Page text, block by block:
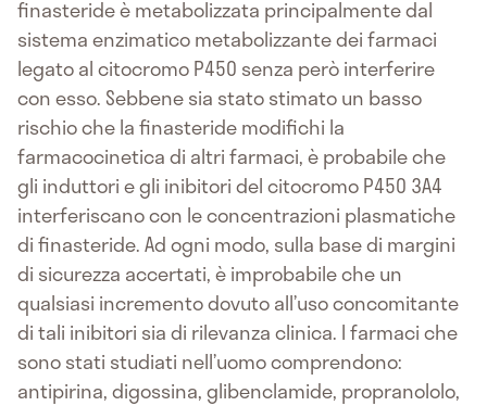
finasteride è metabolizzata principalmente dal
sistema enzimatico metabolizzante dei farmaci
legato al citocromo P450 senza però interferire
con esso. Sebbene sia stato stimato un basso
rischio che la finasteride modifichi la
farmacocinetica di altri farmaci, è probabile che
gli induttori e gli inibitori del citocromo P450 3A4
interferiscano con le concentrazioni plasmatiche
di finasteride. Ad ogni modo, sulla base di margini
di sicurezza accertati, è improbabile che un
qualsiasi incremento dovuto all’uso concomitante
di tali inibitori sia di rilevanza clinica. I farmaci che
sono stati studiati nell’uomo comprendono:
antipirina, digossina, glibenclamide, propranololo,